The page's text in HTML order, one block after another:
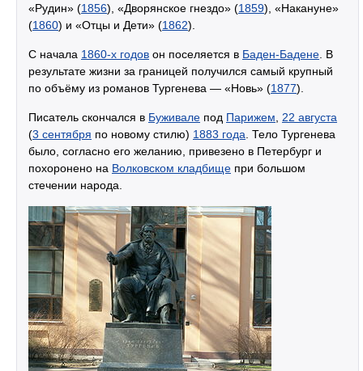
«Рудин» (1856), «Дворянское гнездо» (1859), «Накануне»
(1860) и «Отцы и Дети» (1862).
С начала 1860-х годов он поселяется в Баден-Бадене . В
результате жизни за границей получился самый крупный
по объёму из романов Тургенева — «Новь» (1877).
Писатель скончался в Буживале под Парижем
22 августа
(3 сентября по новому стилю) 1883 года . Тело Тургенева
было, согласно его желанию, привезено в Петербург и
похоронено на Волковском кладбище при большом
стечении народа.